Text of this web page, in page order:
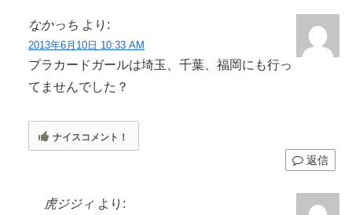
なかっち より:
2013年6月10日 10:33 AM
プラカードガールは埼玉、千葉、福岡にも行っ
てませんでした？
ナイスコメント！
返信
虎ジジィ より: